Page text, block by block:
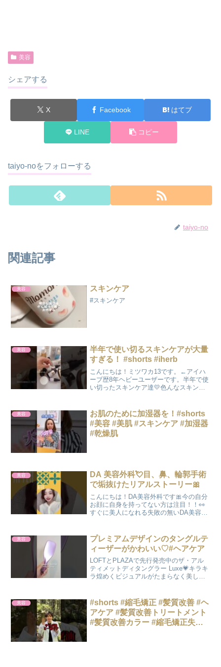
美容
シェアする
X Facebook はてブ
LINE コピー
taiyo-noをフォローする
taiyo-no
関連記事
美容 スキンケア
#スキンケア
美容
半年で使い切るスキンケアが大量
すぎる！ #shorts #iherb
こんにちは！ミツワカ13です。←アイハ
ーブ歴8年ヘビーユーザーです。半年で使
い切ったスキンケア達💛色んなスキンケ
E、ヒアルロン酸やレチノール、ナイアシ
ンアミド以外にキュ...
美容
お肌のために加湿器を！#shorts
#美容 #美肌 #スキンケア #加湿器
#乾燥肌
美容
DA 美容外科💘目、鼻、輪郭手術
で垢抜けたリアルストーリー🎀
こんにちは！DA美容外科です🎀今の自分
お顔に自身を持ってない方は注目！！👀
すぐに美人になれる失敗の無いDA美容外
ID: @daprsjp
美容
プレミアムデザインのタングルテ
ィーザーがかわいい♡#ヘアケア
LOFTとPLAZAで先行発売中のザ・アル
ティメットディタングラー Luxe💗キラキ
ラ煌めくビジュアルがたまらなく美しい
美髪 #ヘア...
美容
#shorts #縮毛矯正 #髪質改善 #ヘ
アケア #髪質改善トリートメント
#髪質改善カラー #縮毛矯正失敗 #